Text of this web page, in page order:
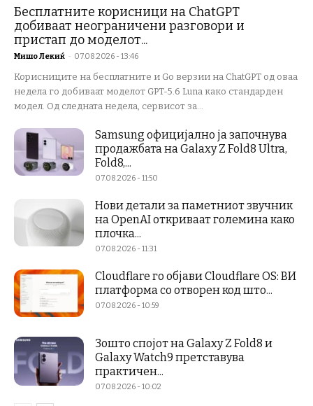
Бесплатните корисници на ChatGPT
добиваат неограничени разговори и
пристап до моделот...
Мишо Лекиќ - 07.08.2026 - 13:46
Корисниците на бесплатните и Go верзии на ChatGPT од оваа
недела го добиваат моделот GPT-5.6 Luna како стандарден
модел. Од следната недела, сервисот за...
Samsung официјално ја започнува
продажбата на Galaxy Z Fold8 Ultra,
Fold8,...
07.08.2026 - 11:50
Нови детали за паметниот звучник
на OpenAI откриваат големина како
плочка...
07.08.2026 - 11:31
Cloudflare го објави Cloudflare OS: ВИ
платформа со отворен код што...
07.08.2026 - 10:59
Зошто спојот на Galaxy Z Fold8 и
Galaxy Watch9 претставува
практичен...
07.08.2026 - 10:02